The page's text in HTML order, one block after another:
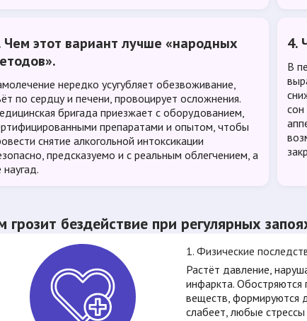
Чем этот вариант лучше «народных
нередко усугубляет обезвоживание,
по сердцу и печени, провоцирует осложнения.
бригада приезжает с оборудованием,
препаратами и опытом, чтобы
снятие алкогольной интоксикации
предсказуемо и с реальным облегчением, а
наугад.
4.
В
сон
грозит бездействие при регулярных
1. Физические
Растёт давление,
инфаркта. Обостряются
веществ, формируются
слабеет, любые